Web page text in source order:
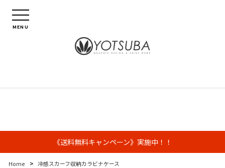
MENU
《送料無料キャンペーン》実施中！！
Home > 冷感スカーフ収納カラビナケース